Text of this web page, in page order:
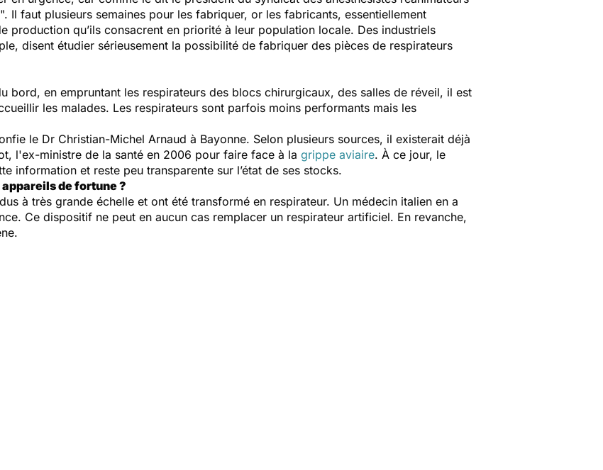
Il faut plusieurs semaines pour les fabriquer, or les fabricants, essentiellement
production qu’ils consacrent en priorité à leur population locale. Des industriels
disent étudier sérieusement la possibilité de fabriquer des pièces de respirateurs
bord, en empruntant les respirateurs des blocs chirurgicaux, des salles de réveil, il est
les malades. Les respirateurs sont parfois moins performants mais les
le Dr Christian-Michel Arnaud à Bayonne. Selon plusieurs sources, il existerait déjà
l'ex-ministre de la santé en 2006 pour faire face à la grippe aviaire. À ce jour, le
information et reste peu transparente sur l’état de ses stocks.
de fortune ?
à très grande échelle et ont été transformé en respirateur. Un médecin italien en a
Ce dispositif ne peut en aucun cas remplacer un respirateur artificiel. En revanche,